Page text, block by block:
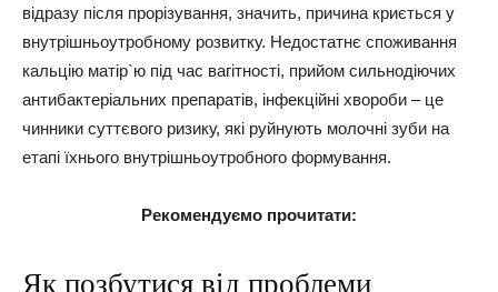
відразу після прорізування, значить, причина криється у
внутрішньоутробному розвитку. Недостатнє споживання
кальцію матір`ю під час вагітності, прийом сильнодіючих
антибактеріальних препаратів, інфекційні хвороби – це
чинники суттєвого ризику, які руйнують молочні зуби на
етапі їхнього внутрішньоутробного формування.
Рекомендуємо прочитати:
Як позбутися від проблеми